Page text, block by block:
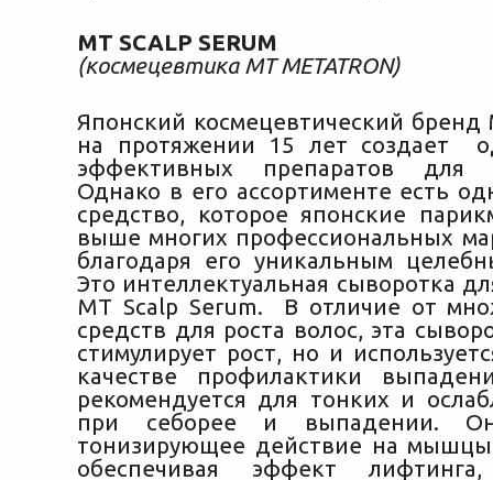
MT SCALP SERUM
(космецевтика MT METATRON)
Японский космецевтический бренд
на протяжении 15 лет создает
эффективных препаратов для
Однако в его ассортименте есть
средство, которое японские
выше многих профессиональных
благодаря его уникальным
Это интеллектуальная сыворотка
MT Scalp Serum. В отличие от
средств для роста волос, эта
стимулирует рост, но и
качестве профилактики
рекомендуется для тонких и
при себорее и выпадении.
тонизирующее действие на
обеспечивая эффект лифтинга,